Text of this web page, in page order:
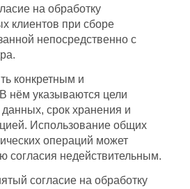
на обработку
клиентов при сборе
непосредственно с
конкретным и
нём указываются цели
срок хранения и
Использование общих
операций может
согласия недействительным.
согласие на обработку